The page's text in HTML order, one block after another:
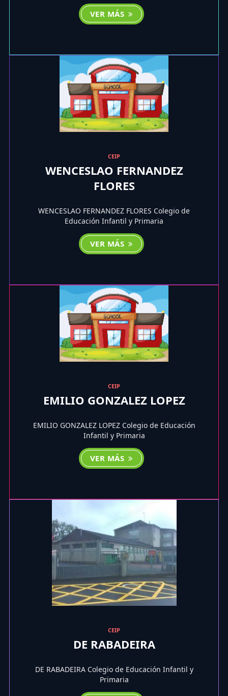
VER MÁS
CEIP
WENCESLAO FERNANDEZ
FLORES
WENCESLAO FERNANDEZ FLORES Colegio de
Educación Infantil y Primaria
VER MÁS
CEIP
EMILIO GONZALEZ LOPEZ
EMILIO GONZALEZ LOPEZ Colegio de Educación
Infantil y Primaria
VER MÁS
CEIP
DE RABADEIRA
DE RABADEIRA Colegio de Educación Infantil y
Primaria